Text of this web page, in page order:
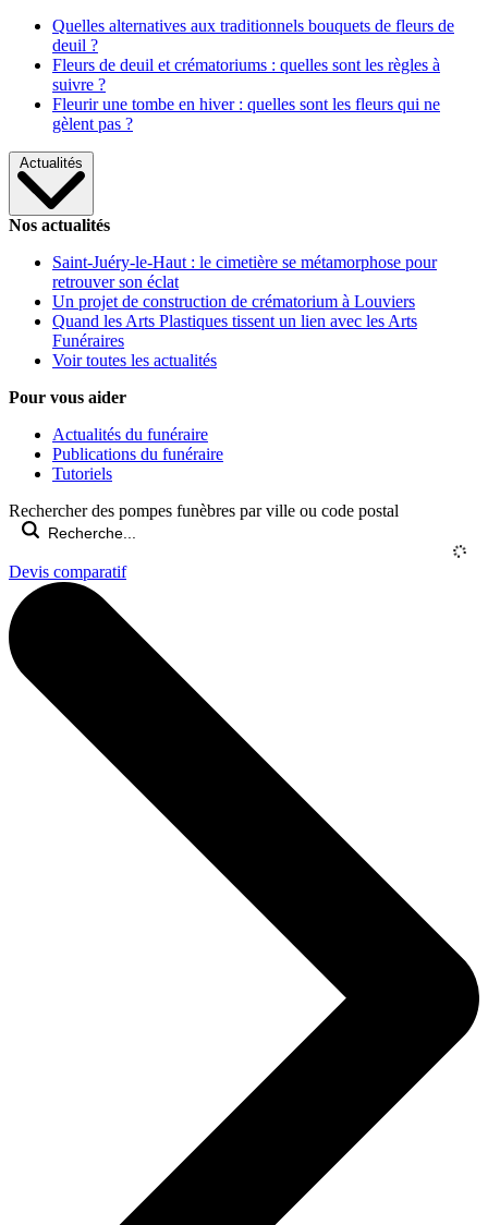
Quelles alternatives aux traditionnels bouquets de fleurs de
deuil ?
Fleurs de deuil et crématoriums : quelles sont les règles à
suivre ?
Fleurir une tombe en hiver : quelles sont les fleurs qui ne
gèlent pas ?
Actualités
Nos actualités
Saint-Juéry-le-Haut : le cimetière se métamorphose pour
retrouver son éclat
Un projet de construction de crématorium à Louviers
Quand les Arts Plastiques tissent un lien avec les Arts
Funéraires
Voir toutes les actualités
Pour vous aider
Actualités du funéraire
Publications du funéraire
Tutoriels
Rechercher des pompes funèbres par ville ou code postal
Devis comparatif